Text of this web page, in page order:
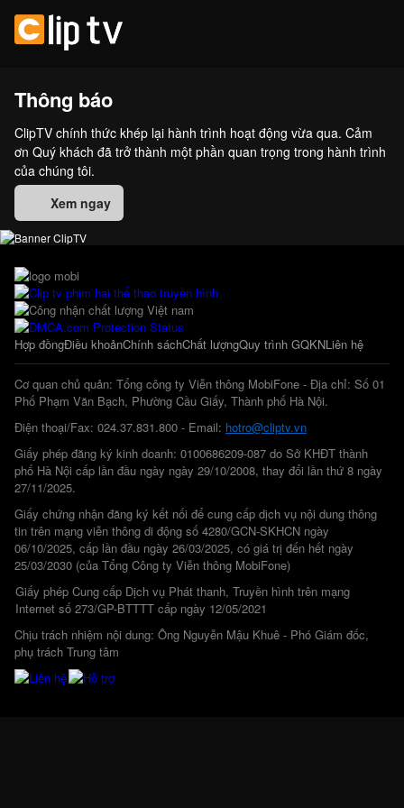
Thông báo
ClipTV chính thức khép lại hành trình hoạt động vừa qua. Cảm
ơn Quý khách đã trở thành một phần quan trọng trong hành trình
của chúng tôi.
Xem ngay
Hợp đồngĐiều khoảnChính sáchChất lượngQuy trình GQKNLiên hệ
Cơ quan chủ quản: Tổng công ty Viễn thông MobiFone - Địa chỉ: Số 01
Phố Phạm Văn Bạch, Phường Cầu Giấy, Thành phố Hà Nội.
Điện thoại/Fax: 024.37.831.800 - Email: hotro@cliptv.vn
Giấy phép đăng ký kinh doanh: 0100686209-087 do Sở KHĐT thành
phố Hà Nội cấp lần đầu ngày ngày 29/10/2008, thay đổi lần thứ 8 ngày
27/11/2025.
Giấy chứng nhận đăng ký kết nối để cung cấp dịch vụ nội dung thông
tin trên mạng viễn thông di động số 4280/GCN-SKHCN ngày
06/10/2025, cấp lần đầu ngày 26/03/2025, có giá trị đến hết ngày
25/03/2030 (của Tổng Công ty Viễn thông MobiFone)
Giấy phép Cung cấp Dịch vụ Phát thanh, Truyền hình trên mạng
Internet số 273/GP-BTTTT cấp ngày 12/05/2021
Chịu trách nhiệm nội dung: Ông Nguyễn Mậu Khuê - Phó Giám đốc,
phụ trách Trung tâm